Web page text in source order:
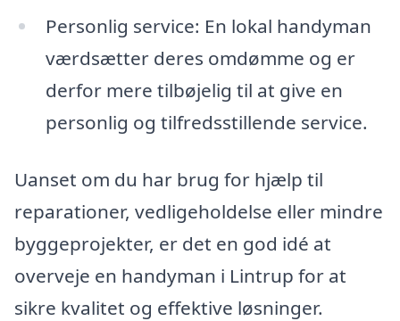
Personlig service: En lokal handyman
værdsætter deres omdømme og er
derfor mere tilbøjelig til at give en
personlig og tilfredsstillende service.
Uanset om du har brug for hjælp til
reparationer, vedligeholdelse eller mindre
byggeprojekter, er det en god idé at
overveje en handyman i Lintrup for at
sikre kvalitet og effektive løsninger.